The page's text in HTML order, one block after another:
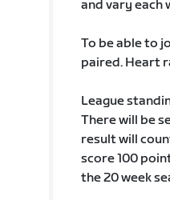
and vary each
To be able to
paired. Heart
League
There will be
result will
score 100
the 20 week